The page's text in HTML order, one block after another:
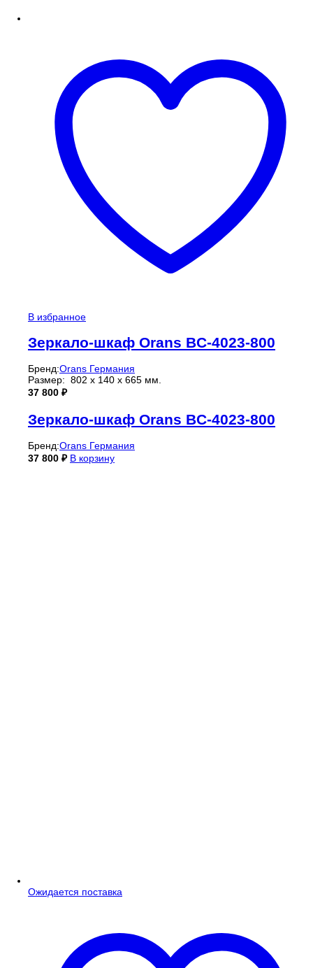
В избранное
Зеркало-шкаф Orans BC-4023-800
Бренд:Orans Германия
Размер: 802 х 140 х 665 мм.
37 800 ₽
Зеркало-шкаф Orans BC-4023-800
Бренд:Orans Германия
37 800 ₽ В корзину
Ожидается поставка